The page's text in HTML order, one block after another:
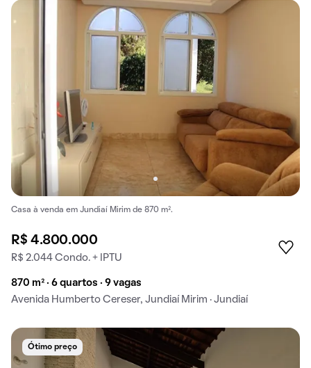
Casa à venda em Jundiaí Mirim de 870 m².
R$ 4.800.000
R$ 2.044 Condo. + IPTU
870 m² · 6 quartos · 9 vagas
Avenida Humberto Cereser, Jundiaí Mirim · Jundiaí
Ótimo preço